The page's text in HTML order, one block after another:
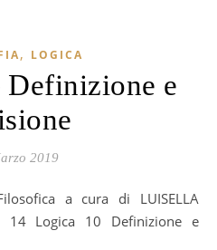
, LOGICA
e
2019
14 Logica 10 Definizione e